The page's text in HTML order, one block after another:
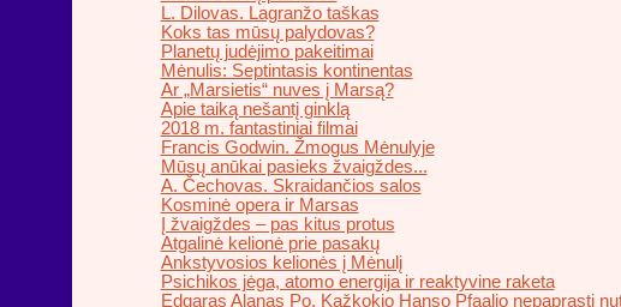
L. Dilovas. Lagranžo taškas
Koks tas mūsų palydovas?
Planetų judėjimo pakeitimai
Mėnulis: Septintasis kontinentas
Ar „Marsietis“ nuves į Marsą?
Apie taiką nešantį ginklą
2018 m. fantastiniai filmai
Francis Godwin. Žmogus Mėnulyje
Mūsų anūkai pasieks žvaigždes...
A. Čechovas. Skraidančios salos
Kosminė opera ir Marsas
Į žvaigždes – pas kitus protus
Atgalinė kelionė prie pasakų
Ankstyvosios kelionės į Mėnulį
Psichikos jėga, atomo energija ir reaktyvine raketa
Edgaras Alanas Po. Kažkokio Hanso Pfaalio nepaprasti